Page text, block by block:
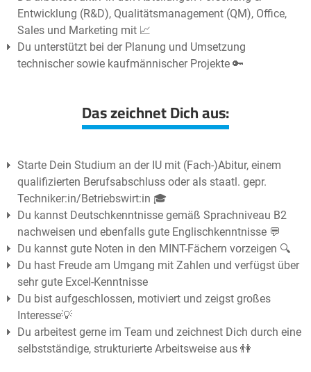
Entwicklung (R&D), Qualitätsmanagement (QM), Office,
Sales und Marketing mit 📈
Du unterstützt bei der Planung und Umsetzung
technischer sowie kaufmännischer Projekte 🔑
Das zeichnet Dich aus:
Starte Dein Studium an der IU mit (Fach-)Abitur, einem
qualifizierten Berufsabschluss oder als staatl. gepr.
Techniker:in/Betriebswirt:in 🎓
Du kannst Deutschkenntnisse gemäß Sprachniveau B2
nachweisen und ebenfalls gute Englischkenntnisse 💬
Du kannst gute Noten in den MINT-Fächern vorzeigen 🔍
Du hast Freude am Umgang mit Zahlen und verfügst über
sehr gute Excel-Kenntnisse
Du bist aufgeschlossen, motiviert und zeigst großes
Interesse💡
Du arbeitest gerne im Team und zeichnest Dich durch eine
selbstständige, strukturierte Arbeitsweise aus 👫